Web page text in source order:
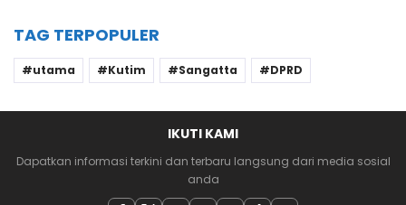
TAG TERPOPULER
utama Kutim Sangatta DPRD
IKUTI KAMI
Dapatkan informasi terkini dan terbaru langsung dari media sosial
anda